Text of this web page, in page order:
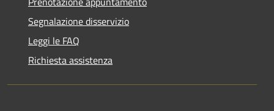
Segnalazione disservizio
Leggi le FAQ
Richiesta assistenza